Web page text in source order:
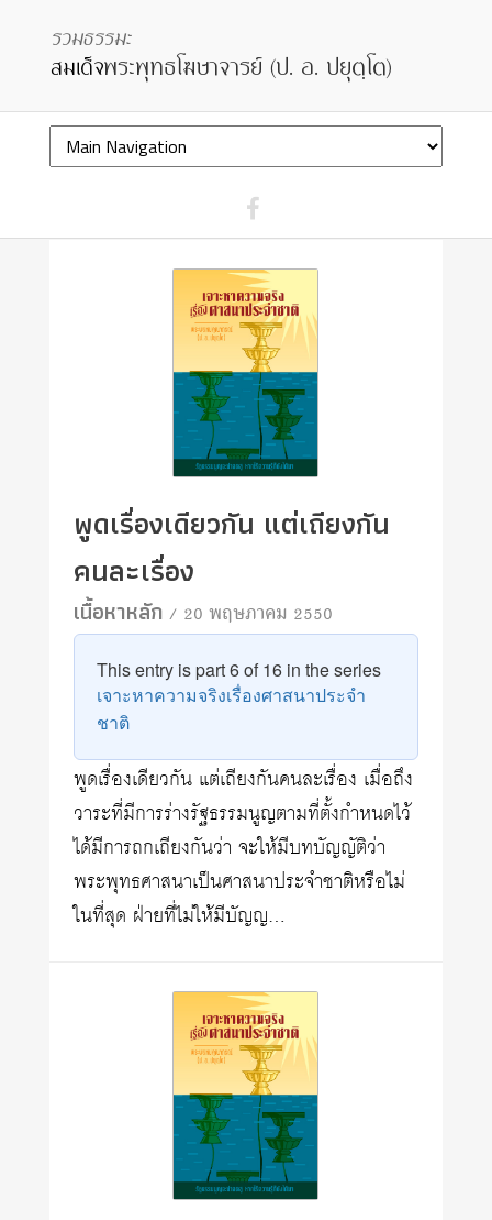
พูดเรื่องเดียวกัน แต่เถียงกัน
คนละเรื่อง
เนื้อหาหลัก/ 20 พฤษภาคม 2550
This entry is part 6 of 16 in the series
เจาะหาความจริงเรื่องศาสนาประจำ
ชาติ
พูดเรื่องเดียวกัน แต่เถียงกันคนละเรื่อง เมื่อถึง
วาระที่มีการร่างรัฐธรรมนูญตามที่ตั้งกำหนดไว้
ได้มีการถกเถียงกันว่า จะให้มีบทบัญญัติว่า
พระพุทธศาสนาเป็นศาสนาประจำชาติหรือไม่
ในที่สุด ฝ่ายที่ไม่ให้มีบัญญ…